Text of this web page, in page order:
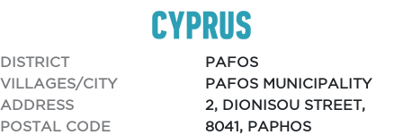
DISTRICT
PAFOS
VILLAGES/CITY
PAFOS MUNICIPALITY
ADDRESS
2, DIONISOU STREET,
POSTAL CODE
8041, PAPHOS